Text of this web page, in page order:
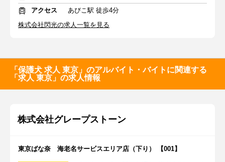
アクセス
あびこ駅 徒歩4分
株式会社閃光の求人一覧を見る
「保護犬 求人 東京」のアルバイト・バイトに関連する
「求人 東京」の求人情報
株式会社グレープストーン
東京ばな奈 海老名サービスエリア店（下り） 【001】